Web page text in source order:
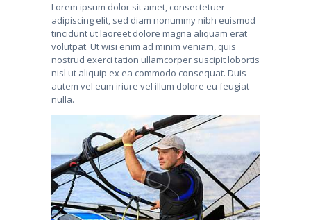
Lorem ipsum dolor sit amet, consectetuer
adipiscing elit, sed diam nonummy nibh euismod
tincidunt ut laoreet dolore magna aliquam erat
volutpat. Ut wisi enim ad minim veniam, quis
nostrud exerci tation ullamcorper suscipit lobortis
nisl ut aliquip ex ea commodo consequat. Duis
autem vel eum iriure vel illum dolore eu feugiat
nulla.